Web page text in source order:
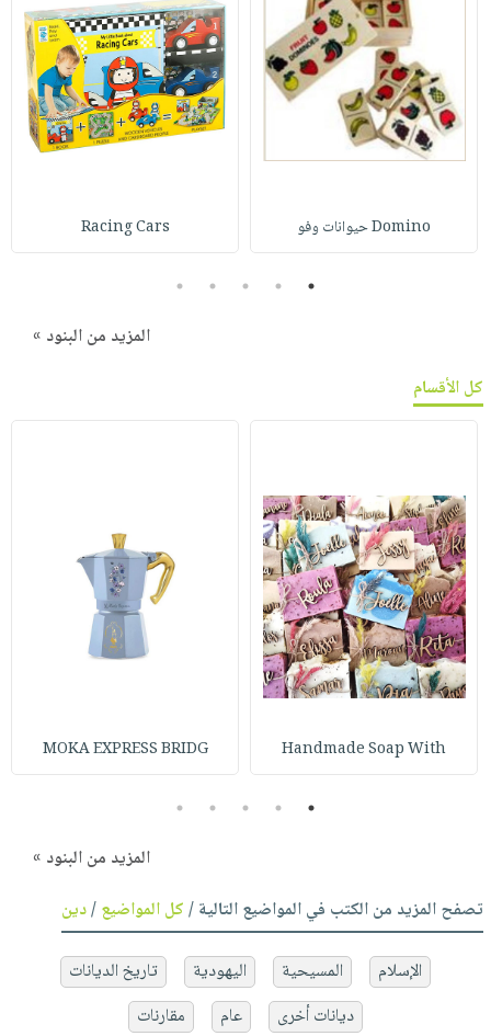
Domino حيوانات وفو Racing Cars
1
2
3
4
5
المزيد من البنود »
كل الأقسام
Handmade Soap With
MOKA EXPRESS BRIDG
1
2
3
4
5
المزيد من البنود »
تصفح المزيد من الكتب في المواضيع التالية /كل المواضيع/دين
الإسلام المسيحية اليهودية
تاريخ الديانات
ديانات أخرى
عام مقارنات